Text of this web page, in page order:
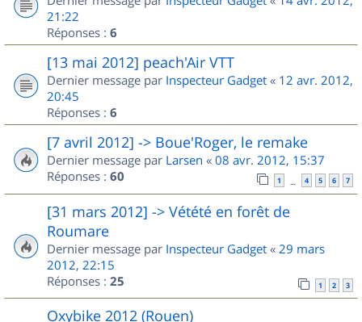
21:22
Réponses : 6
[13 mai 2012] peach'Air VTT
Dernier message par Inspecteur Gadget « 12 avr. 2012,
20:45
Réponses : 6
[7 avril 2012] -> Boue'Roger, le remake
Dernier message par Larsen « 08 avr. 2012, 15:37
Réponses : 60 1 … 4 5 6 7
[31 mars 2012] -> Vétété en forêt de
Roumare
Dernier message par Inspecteur Gadget « 29 mars
2012, 22:15
Réponses : 25 1 2 3
Oxybike 2012 (Rouen)